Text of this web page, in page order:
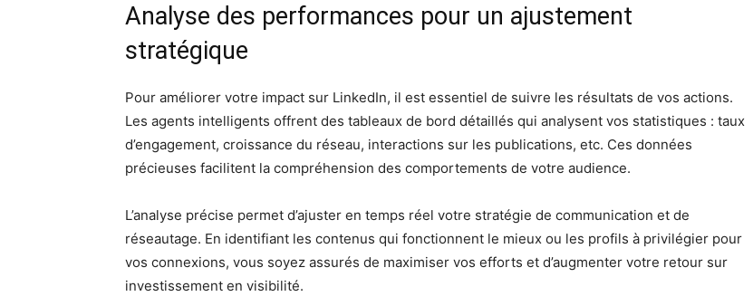
Analyse des performances pour un ajustement
stratégique
Pour améliorer votre impact sur LinkedIn, il est essentiel de suivre les résultats de vos actions.
Les agents intelligents offrent des tableaux de bord détaillés qui analysent vos statistiques : taux
d’engagement, croissance du réseau, interactions sur les publications, etc. Ces données
précieuses facilitent la compréhension des comportements de votre audience.
L’analyse précise permet d’ajuster en temps réel votre stratégie de communication et de
réseautage. En identifiant les contenus qui fonctionnent le mieux ou les profils à privilégier pour
vos connexions, vous soyez assurés de maximiser vos efforts et d’augmenter votre retour sur
investissement en visibilité.